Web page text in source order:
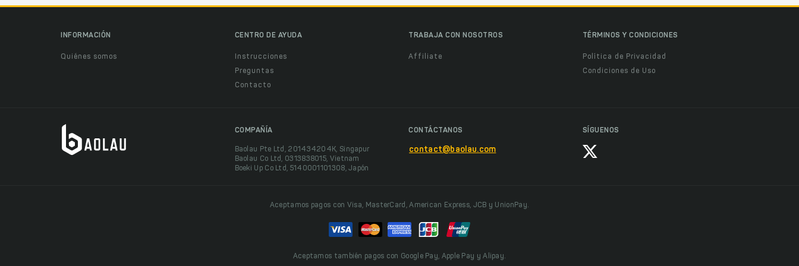
INFORMACIÓN
Quiénes somos
CENTRO DE AYUDA
Instrucciones
Preguntas
Contacto
TRABAJA CON NOSOTROS
Affiliate
TÉRMINOS Y CONDICIONES
Política de Privacidad
Condiciones de Uso
COMPAÑÍA
Baolau Pte Ltd, 201434204K, Singapur
Baolau Co Ltd, 0313838015, Vietnam
Boeki Up Co Ltd, 5140001101308, Japón
CONTÁCTANOS
contact@baolau.com
SÍGUENOS
Aceptamos pagos con Visa, MasterCard, American Express, JCB y UnionPay.
Aceptamos también pagos con Google Pay, Apple Pay y Alipay.